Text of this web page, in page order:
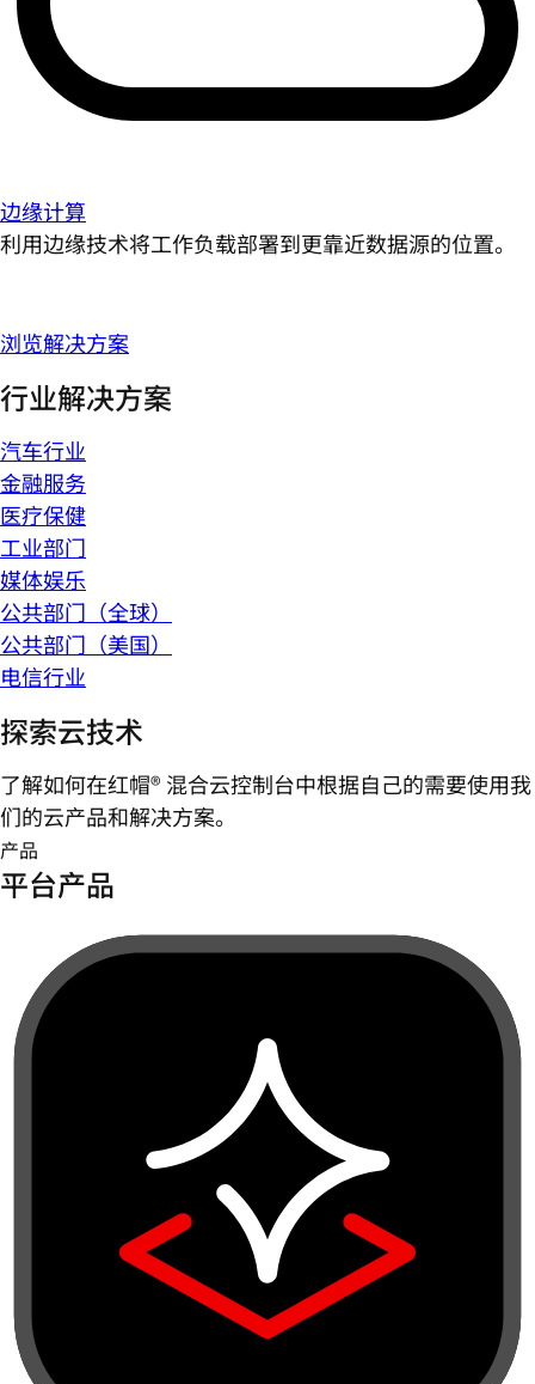
边缘计算
利用边缘技术将工作负载部署到更靠近数据源的位置。
浏览解决方案
行业解决方案
汽车行业
金融服务
医疗保健
工业部门
媒体娱乐
公共部门（全球）
公共部门（美国）
电信行业
探索云技术
了解如何在红帽® 混合云控制台中根据自己的需要使用我
们的云产品和解决方案。
产品
平台产品